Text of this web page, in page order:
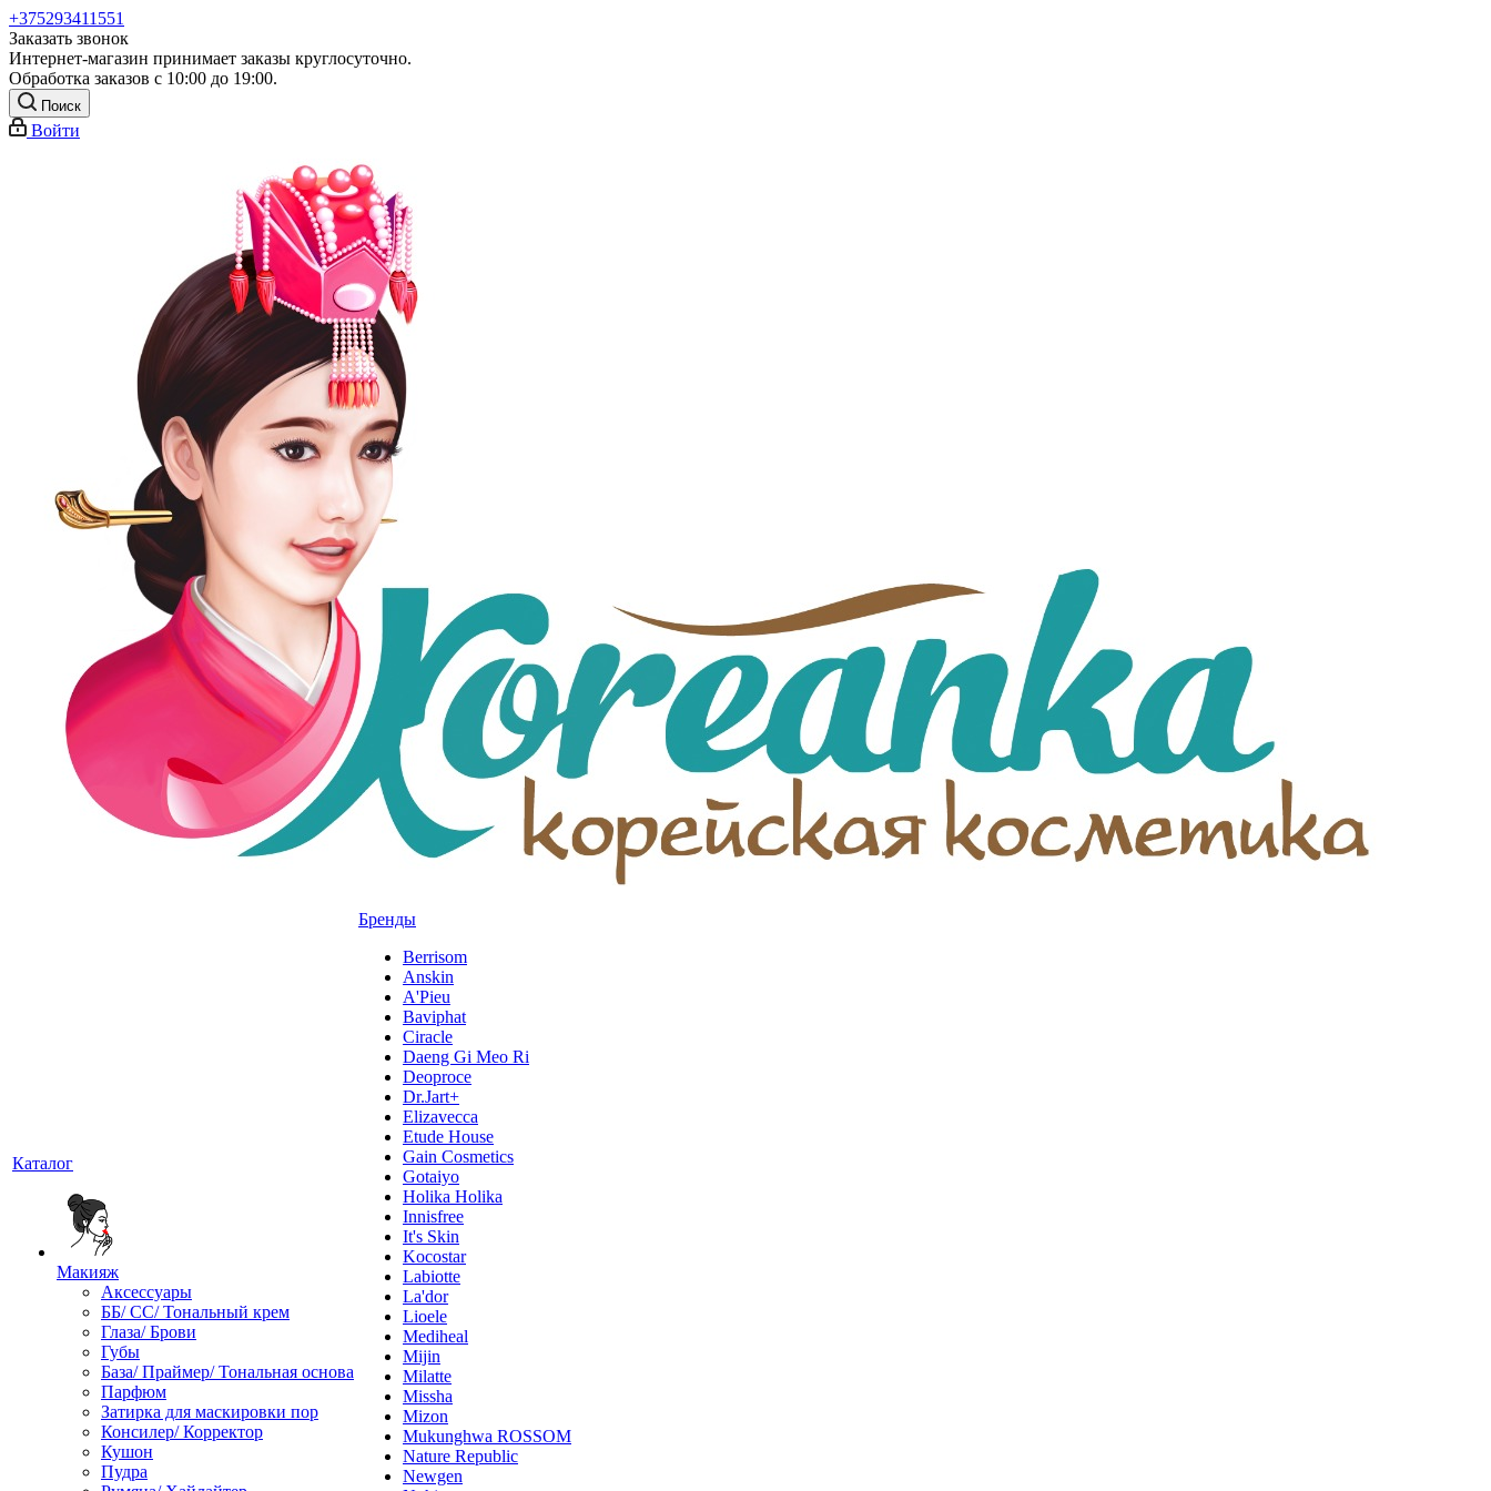
+375293411551
Заказать звонок
Интернет-магазин принимает заказы круглосуточно.
Обработка заказов с 10:00 до 19:00.
Поиск
Войти
Каталог
Макияж
Аксессуары
ББ/ СС/ Тональный крем
Глаза/ Брови
Губы
База/ Праймер/ Тональная основа
Парфюм
Затирка для маскировки пор
Консилер/ Корректор
Кушон
Пудра
Бренды
Berrisom
Anskin
A'Pieu
Baviphat
Ciracle
Daeng Gi Meo Ri
Deoproce
Dr.Jart+
Elizavecca
Etude House
Gain Cosmetics
Gotaiyo
Holika Holika
Innisfree
It's Skin
Kocostar
Labiotte
La'dor
Lioele
Mediheal
Mijin
Milatte
Missha
Mizon
Mukunghwa ROSSOM
Nature Republic
Newgen